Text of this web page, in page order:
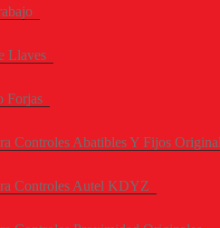
Llaves
Forjas
Controles Abatibles Y Fijos
Controles Autel KDYZ